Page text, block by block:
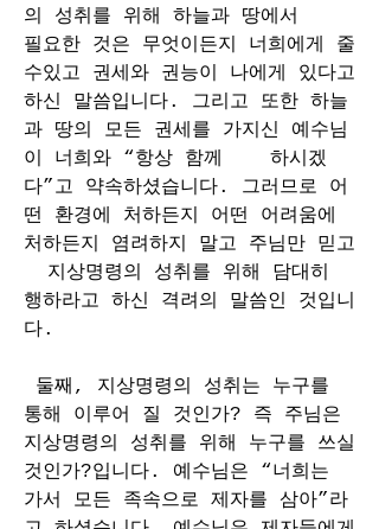
의 성취를 위해 하늘과 땅에서
필요한 것은 무엇이든지 너희에게 줄
수있고 권세와 권능이 나에게 있다고
하신 말씀입니다. 그리고 또한 하늘
과 땅의 모든 권세를 가지신 예수님
이 너희와 “항상 함께    하시겠
다”고 약속하셨습니다. 그러므로 어
떤 환경에 처하든지 어떤 어려움에
처하든지 염려하지 말고 주님만 믿고
지상명령의 성취를 위해 담대히
행하라고 하신 격려의 말씀인 것입니
다.
통해 이루어 질 것인가? 즉 주님은
지상명령의 성취를 위해 누구를 쓰실
것인가?입니다. 예수님은 “너희는
가서 모든 족속으로 제자를 삼아”라